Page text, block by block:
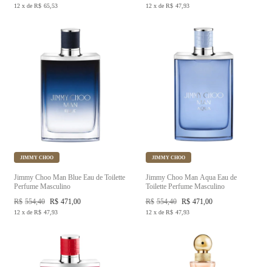
12 x de R$ 65,53 12 x de R$ 47,93
JIMMY CHOO
Jimmy Choo Man Blue Eau de Toilette
Perfume Masculino
R$ 471,00
R$ 554,40
12 x de R$ 47,93
JIMMY CHOO
Jimmy Choo Man Aqua Eau de
Toilette Perfume Masculino
R$ 471,00
R$ 554,40
12 x de R$ 47,93